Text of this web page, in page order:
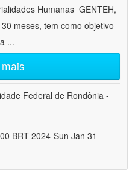
Humanas  GENTEH,
meses, tem como objetivo
...
Federal de Rondônia -
BRT 2024-Sun Jan 31